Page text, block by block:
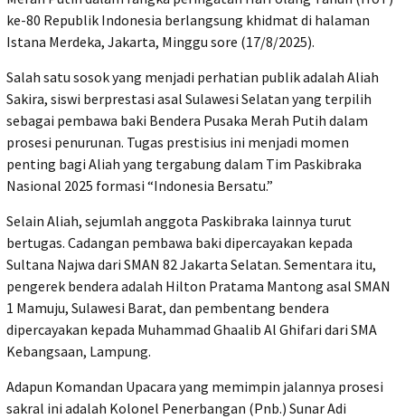
ke-80 Republik Indonesia berlangsung khidmat di halaman
Istana Merdeka, Jakarta, Minggu sore (17/8/2025).
Salah satu sosok yang menjadi perhatian publik adalah Aliah
Sakira, siswi berprestasi asal Sulawesi Selatan yang terpilih
sebagai pembawa baki Bendera Pusaka Merah Putih dalam
prosesi penurunan. Tugas prestisius ini menjadi momen
penting bagi Aliah yang tergabung dalam Tim Paskibraka
Nasional 2025 formasi “Indonesia Bersatu.”
Selain Aliah, sejumlah anggota Paskibraka lainnya turut
bertugas. Cadangan pembawa baki dipercayakan kepada
Sultana Najwa dari SMAN 82 Jakarta Selatan. Sementara itu,
pengerek bendera adalah Hilton Pratama Mantong asal SMAN
1 Mamuju, Sulawesi Barat, dan pembentang bendera
dipercayakan kepada Muhammad Ghaalib Al Ghifari dari SMA
Kebangsaan, Lampung.
Adapun Komandan Upacara yang memimpin jalannya prosesi
sakral ini adalah Kolonel Penerbangan (Pnb.) Sunar Adi